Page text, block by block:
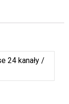
24 kanały /